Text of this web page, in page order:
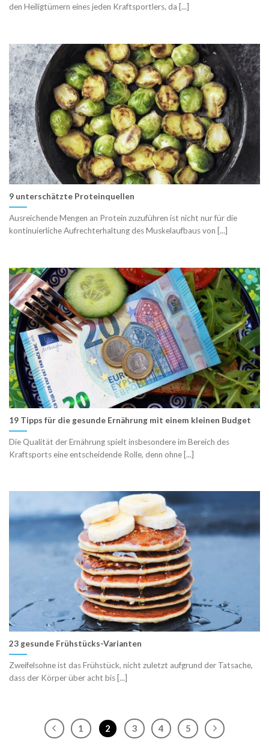
den Heiligtümern eines jeden Kraftsportlers, da [...]
9 unterschätzte Proteinquellen
Ausreichende Mengen an Protein zuzuführen ist nicht nur für die
kontinuierliche Aufrechterhaltung des Muskelaufbaus von [...]
19 Tipps für die gesunde Ernährung mit einem kleinen Budget
Die Qualität der Ernährung spielt insbesondere im Bereich des
Kraftsports eine entscheidende Rolle, denn ohne [...]
23 gesunde Frühstücks-Varianten
Zweifelsohne ist das Frühstück, nicht zuletzt aufgrund der Tatsache,
dass der Körper über acht bis [...]
1 2 3 4 5